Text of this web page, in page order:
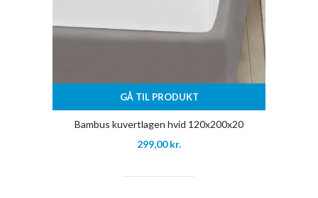
GÅ TIL PRODUKT
Bambus kuvertlagen hvid 120x200x20
299,00kr.